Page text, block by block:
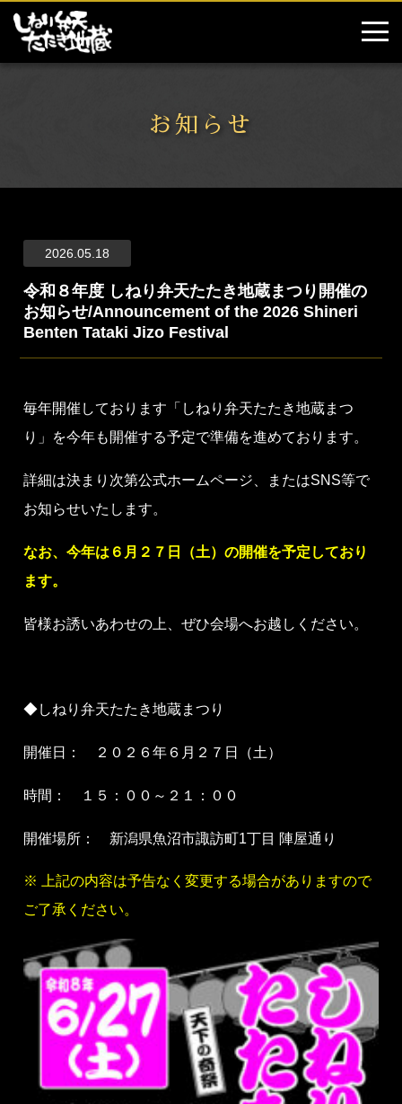
お知らせ
2026.05.18
令和８年度 しねり弁天たたき地蔵まつり開催の
お知らせ/Announcement of the 2026 Shineri
Benten Tataki Jizo Festival
毎年開催しております「しねり弁天たたき地蔵まつ
り」を今年も開催する予定で準備を進めております。
詳細は決まり次第公式ホームページ、またはSNS等で
お知らせいたします。
なお、今年は６月２７日（土）の開催を予定しており
ます。
皆様お誘いあわせの上、ぜひ会場へお越しください。
◆しねり弁天たたき地蔵まつり
開催日： ２０２６年６月２７日（土）
時間： １５：００～２１：００
開催場所： 新潟県魚沼市諏訪町1丁目 陣屋通り
※ 上記の内容は予告なく変更する場合がありますので
ご了承ください。